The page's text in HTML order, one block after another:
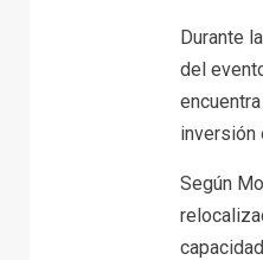
Durante
del
inversión
Según